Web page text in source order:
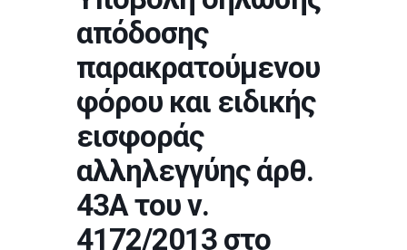
απόδοσης
παρακρατούμενου
φόρου και ειδικής
εισφοράς
αλληλεγγύης άρθ.
43Α του ν.
4172/2013 στο